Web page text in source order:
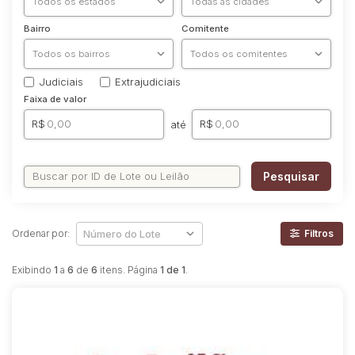
Bairro Comitente
Judiciais Extrajudiciais
Faixa de valor
R$ até R$
Pesquisar
Exibindo 1 a 6 de 6 itens. Página 1 de 1.
Ordenar por: Filtros